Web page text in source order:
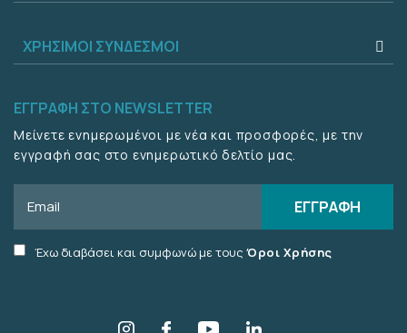
ΧΡΉΣΙΜΟΙ ΣΎΝΔΕΣΜΟΙ
ΕΓΓΡΑΦΉ ΣΤΟ NEWSLETTER
Μείνετε ενημερωμένοι με νέα και προσφορές, με την
εγγραφή σας στο ενημερωτικό δελτίο μας.
ΕΓΓΡΑΦΉ
AcceptΈχω διαβάσει και συμφωνώ με τους Όροι Χρήσης